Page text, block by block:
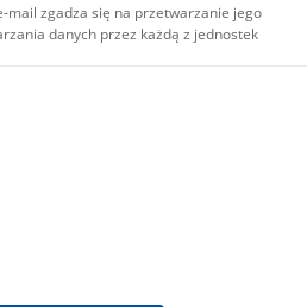
mail zgadza się na przetwarzanie jego
danych przez każdą z jednostek